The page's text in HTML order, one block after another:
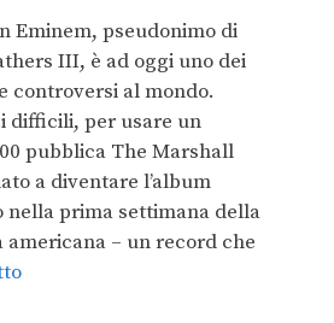
Eminem, pseudonimo di
III, è ad oggi uno dei
controversi al mondo.
difficili, per usare un
pubblica The Marshall
a diventare l’album
nella prima settimana della
– un record che